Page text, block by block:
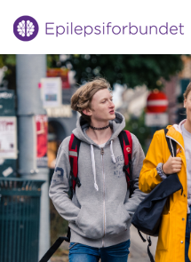
Gå
til
innholdet